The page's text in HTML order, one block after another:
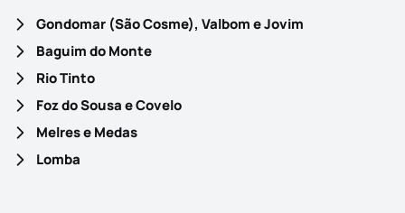
Gondomar (São Cosme), Valbom e Jovim
Baguim do Monte
Rio Tinto
Foz do Sousa e Covelo
Melres e Medas
Lomba